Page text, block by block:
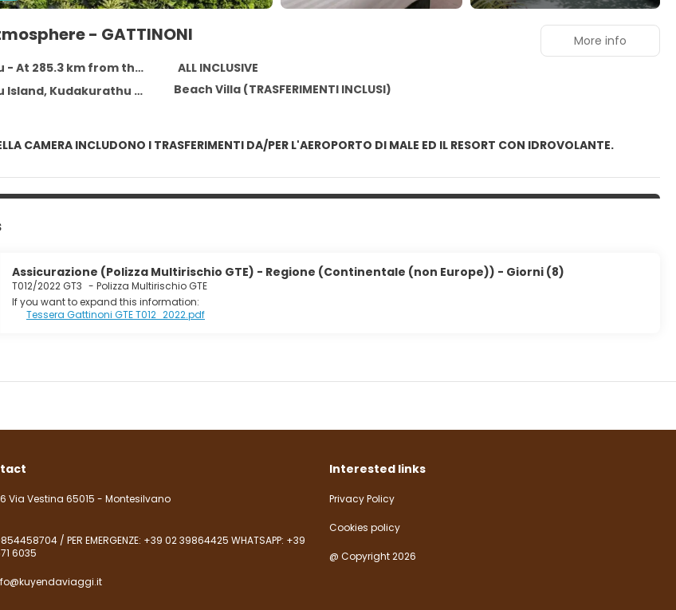
- GATTINONI
285.3 km from the centre
ALL INCLUSIVE
Kudakurathu 2053
Beach Villa (TRASFERIMENTI INCLUSI)
CAMERA INCLUDONO I TRASFERIMENTI DA/PER L'AEROPORTO DI MALE ED IL RESORT CON IDROVOLANTE.
More info
Assicurazione (Polizza Multirischio GTE) - Regione (Continentale (non Europe)) - Giorni (8)
T012/2022 GT3 - Polizza Multirischio GTE
If you want to expand this information:
Tessera Gattinoni GTE T012_2022.pdf
Via Vestina 65015 - Montesilvano
/ PER EMERGENZE: +39 02 39864425 WHATSAPP: +39
6035
Interested links
Privacy Policy
Cookies policy
@ Copyright 2026